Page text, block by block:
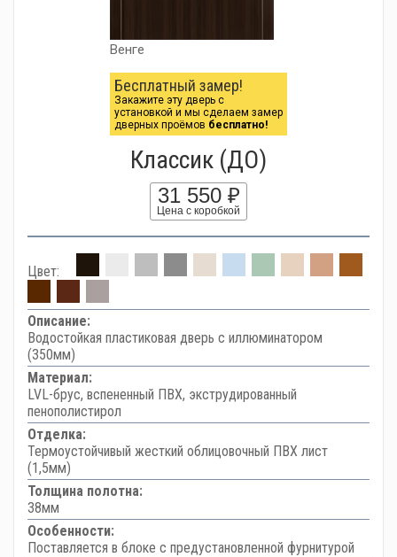
Венге
Бесплатный замер!
Закажите эту дверь с
установкой и мы сделаем замер
дверных проёмов бесплатно!
Классик (ДО)
31 550 ₽
Цена с коробкой
Цвет:
Описание:
Водостойкая пластиковая дверь с иллюминатором
(350мм)
Материал:
LVL-брус, вспененный ПВХ, экструдированный
пенополистирол
Отделка:
Термоустойчивый жесткий облицовочный ПВХ лист
(1,5мм)
Толщина полотна:
38мм
Особенности:
Поставляется в блоке с предустановленной фурнитурой